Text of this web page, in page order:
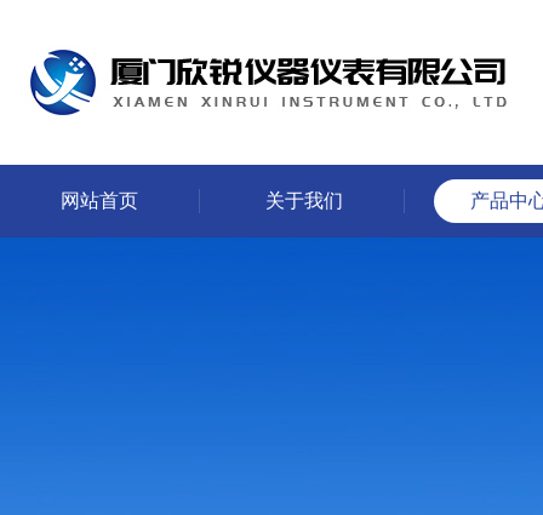
网站首页 关于我们 产品中